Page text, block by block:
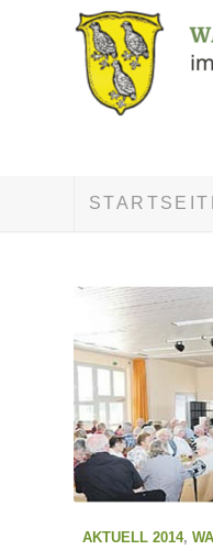
AKTUELL 2014,